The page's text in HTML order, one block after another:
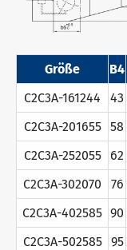
Größe B4
C2C3A-161244
43
C2C3A-201655
58
C2C3A-252055
62
C2C3A-302070
76
C2C3A-402585 90
C2C3A-502585
95